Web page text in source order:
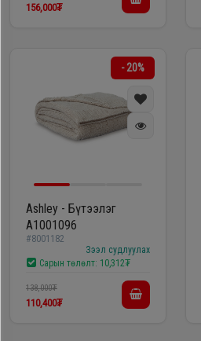
156,000₮
- 20%
Ashley - Бүтээлэг
A1001096
#8001182
Зээл судлуулах
Сарын төлөлт: 10,312₮
138,000₮
110,400₮